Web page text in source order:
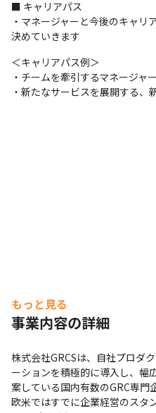
・コアタイムなしのフルフ
分の好きなペースで働けます
います
年齢/年次/役職問わず意見を挙
■ キャリアパス
・マネージャーと今後のキャリ
決めていきます
＜キャリアパス例＞
・チームを牽引するマネージャー
・新たなサービスを展開する、
もっと見る
事業内容の詳細
株式会社GRCSは、自社プロダ
ーションを積極的に導入し、幅
案している国内有数のGRC専門
欧米ではすでに企業経営のスタ